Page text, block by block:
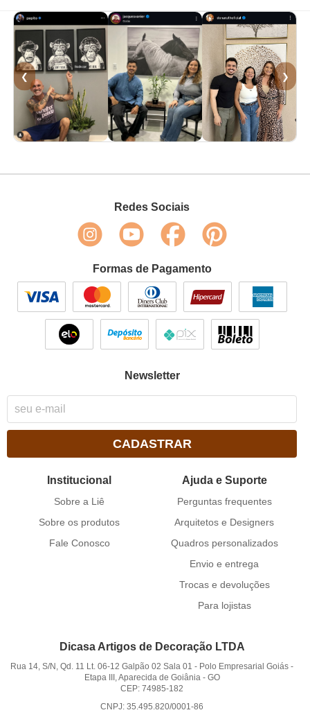
❮ ❯
Redes Sociais
Formas de Pagamento
Newsletter
CADASTRAR
Institucional
Sobre a Liê
Sobre os produtos
Fale Conosco
Ajuda e Suporte
Perguntas frequentes
Arquitetos e Designers
Quadros personalizados
Envio e entrega
Trocas e devoluções
Para lojistas
Dicasa Artigos de Decoração LTDA
Rua 14, S/N, Qd. 11 Lt. 06-12 Galpão 02 Sala 01 - Polo Empresarial Goiás -
Etapa III, Aparecida de Goiânia- GO
CEP: 74985-182
CNPJ: 35.495.820/0001-86